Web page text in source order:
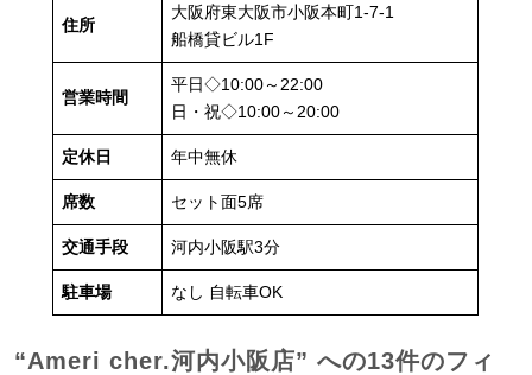
住所
大阪府東大阪市小阪本町1-7-1
船橋貸ビル1F
営業時間
平日◇10:00～22:00
日・祝◇10:00～20:00
定休日 年中無休
席数 セット面5席
交通手段 河内小阪駅3分
駐車場 なし 自転車OK
“Ameri cher.河内小阪店” への13件のフィ